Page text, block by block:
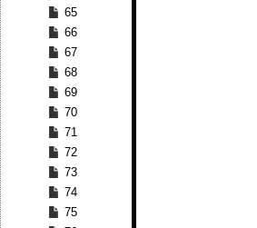
65
66
67
68
69
70
71
72
73
74
75